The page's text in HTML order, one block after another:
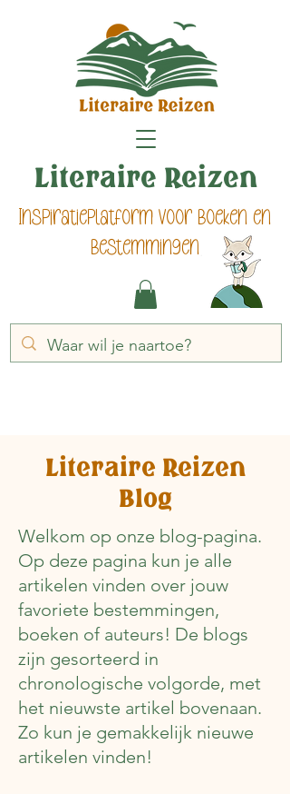
Inspiratieplatform voor boeken en
bestemmingen
Literaire Reizen
Literaire Reizen
Blog
Welkom op onze blog-pagina.
Op deze pagina kun je alle
artikelen vinden over jouw
favoriete bestemmingen,
boeken of auteurs! De blogs
zijn gesorteerd in
chronologische volgorde, met
het nieuwste artikel bovenaan.
Zo kun je gemakkelijk nieuwe
artikelen vinden!